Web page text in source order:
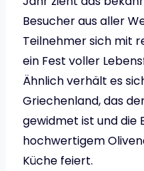
Besucher aus aller
Teilnehmer sich mit
ein Fest voller
Ähnlich verhält es
Griechenland, das
gewidmet ist und die
hochwertigem
Küche feiert.